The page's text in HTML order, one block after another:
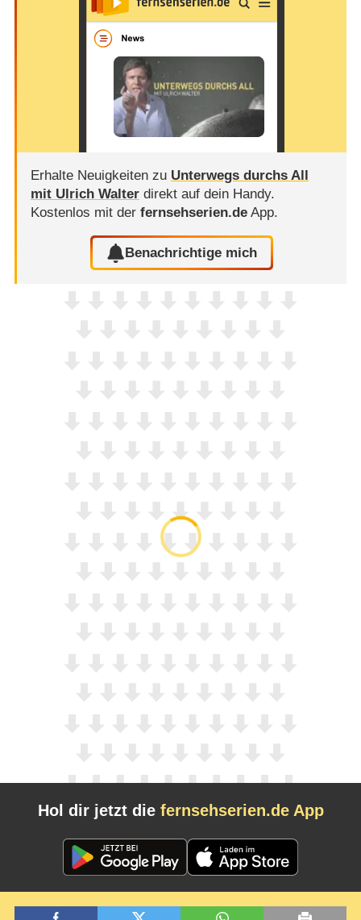
Erhalte Neuigkeiten zu Unterwegs durchs All
mit Ulrich Walterdirekt auf dein Handy.
Kostenlos mit der fernsehserien.deApp.
Benachrichtige mich
Hol dir jetzt die fernsehserien.de App